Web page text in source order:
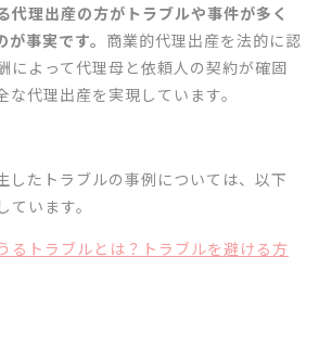
代理出産の方がトラブルや事件が多く
事実です。 商業的代理出産を法的に認
によって代理母と依頼人の契約が確固
代理出産を実現しています。
したトラブルの事例については、以下
います。
るトラブルとは？トラブルを避ける方